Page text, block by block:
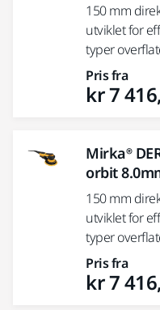
150 mm
utviklet for
typer
Pris fra
kr 7
Mirka®
orbit
150 mm
utviklet for
typer
Pris fra
kr 7